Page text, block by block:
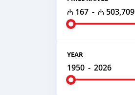
₼ 167 - ₼ 503,709
YEAR
1950 - 2026